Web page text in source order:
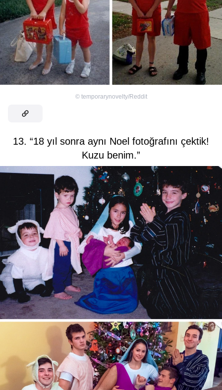
© temporarynovelty/Reddit
13. “18 yıl sonra aynı Noel fotoğrafını çektik!
Kuzu benim.”